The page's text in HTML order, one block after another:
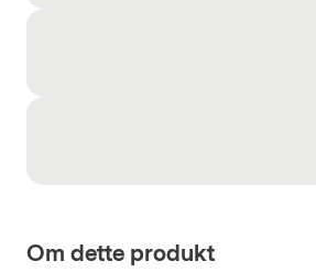
Om dette produkt